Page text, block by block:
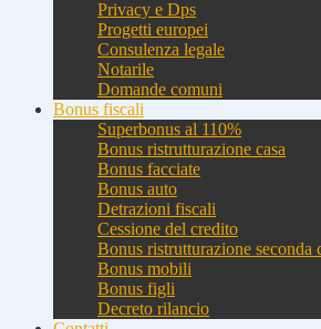
Privacy e Dps
Progetti europei
Consulenza legale
Notarile
Domande comuni
Bonus fiscali
Superbonus al 110%
Bonus ristrutturazione casa
Bonus facciate
Bonus auto
Detrazioni fiscali
Cessione del credito
Bonus ristrutturazione seconda
Bonus mobili
Bonus figli
Decreto rilancio